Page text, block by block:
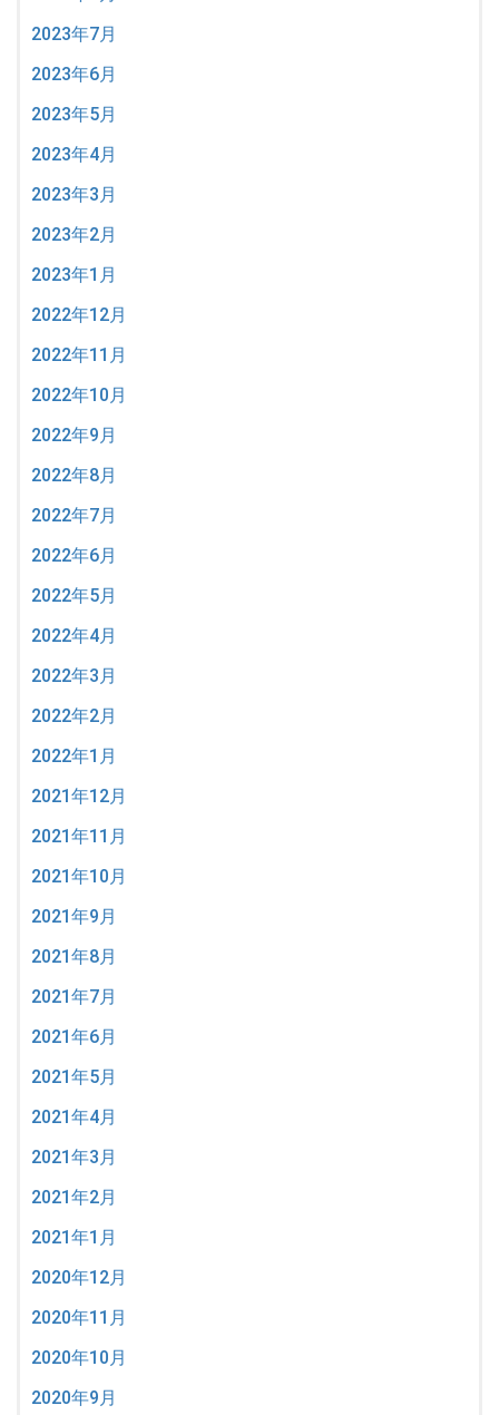
2023年7月
2023年6月
2023年5月
2023年4月
2023年3月
2023年2月
2023年1月
2022年12月
2022年11月
2022年10月
2022年9月
2022年8月
2022年7月
2022年6月
2022年5月
2022年4月
2022年3月
2022年2月
2022年1月
2021年12月
2021年11月
2021年10月
2021年9月
2021年8月
2021年7月
2021年6月
2021年5月
2021年4月
2021年3月
2021年2月
2021年1月
2020年12月
2020年11月
2020年10月
2020年9月